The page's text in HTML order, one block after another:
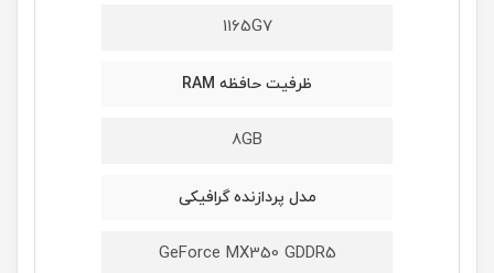
1165G7
ظرفیت حافظه RAM
8GB
مدل پردازنده گرافیکی
GeForce MX350 GDDR5